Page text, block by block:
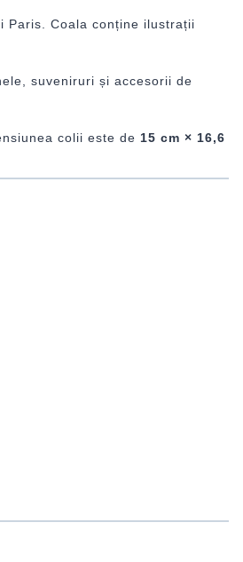
Paris. Coala conține ilustrații
suveniruri și accesorii de
colii este de 15 cm × 16,6